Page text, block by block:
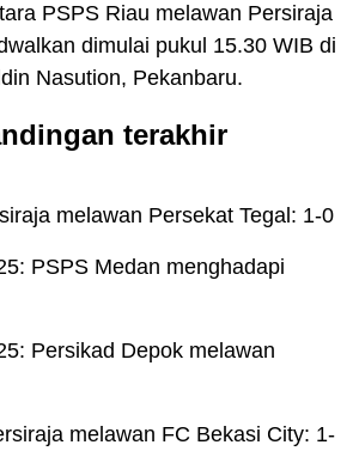
PSPS Riau melawan Persiraja
dimulai pukul 15.30 WIB di
Nasution, Pekanbaru.
terakhir
melawan Persekat Tegal: 1-0
PSPS Medan menghadapi
Persikad Depok melawan
melawan FC Bekasi City: 1-